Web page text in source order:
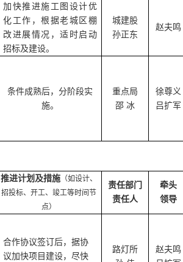
加快推进施工图设计优
化工作，根据老城区棚
改进展情况，适时启动
招标及建设。
城建股
孙正东
赵夫鸣
条件成熟后，分阶段实
施。
重点局
邵 冰
徐尊义
吕扩军
推进计划及措施 （如设计、
招投标、开工、竣工等时间节
点）
责任部门
责任人
牵头
领导
合作协议签订后，据协
议加快项目建设，尽快
路灯所
赵夫鸣